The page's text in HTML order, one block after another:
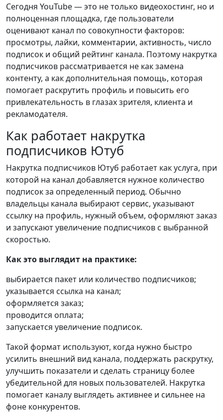
Сегодня YouTube — это не только видеохостинг, но и
полноценная площадка, где пользователи
оценивают канал по совокупности факторов:
просмотры, лайки, комментарии, активность, число
подписок и общий рейтинг канала. Поэтому накрутка
подписчиков рассматривается не как замена
контенту, а как дополнительная помощь, которая
помогает раскрутить профиль и повысить его
привлекательность в глазах зрителя, клиента и
рекламодателя.
Как работает накрутка
подписчиков Ютуб
Накрутка подписчиков Ютуб работает как услуга, при
которой на канал добавляется нужное количество
подписок за определенный период. Обычно
владельцы канала выбирают сервис, указывают
ссылку на профиль, нужный объем, оформляют заказ
и запускают увеличение подписчиков с выбранной
скоростью.
Как это выглядит на практике:
выбирается пакет или количество подписчиков;
указывается ссылка на канал;
оформляется заказ;
проводится оплата;
запускается увеличение подписок.
Такой формат используют, когда нужно быстро
усилить внешний вид канала, поддержать раскрутку,
улучшить показатели и сделать страницу более
убедительной для новых пользователей. Накрутка
помогает каналу выглядеть активнее и сильнее на
фоне конкурентов.